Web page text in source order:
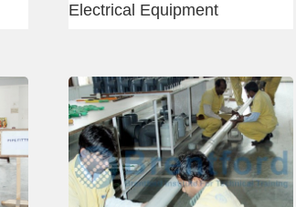
Mumbai -